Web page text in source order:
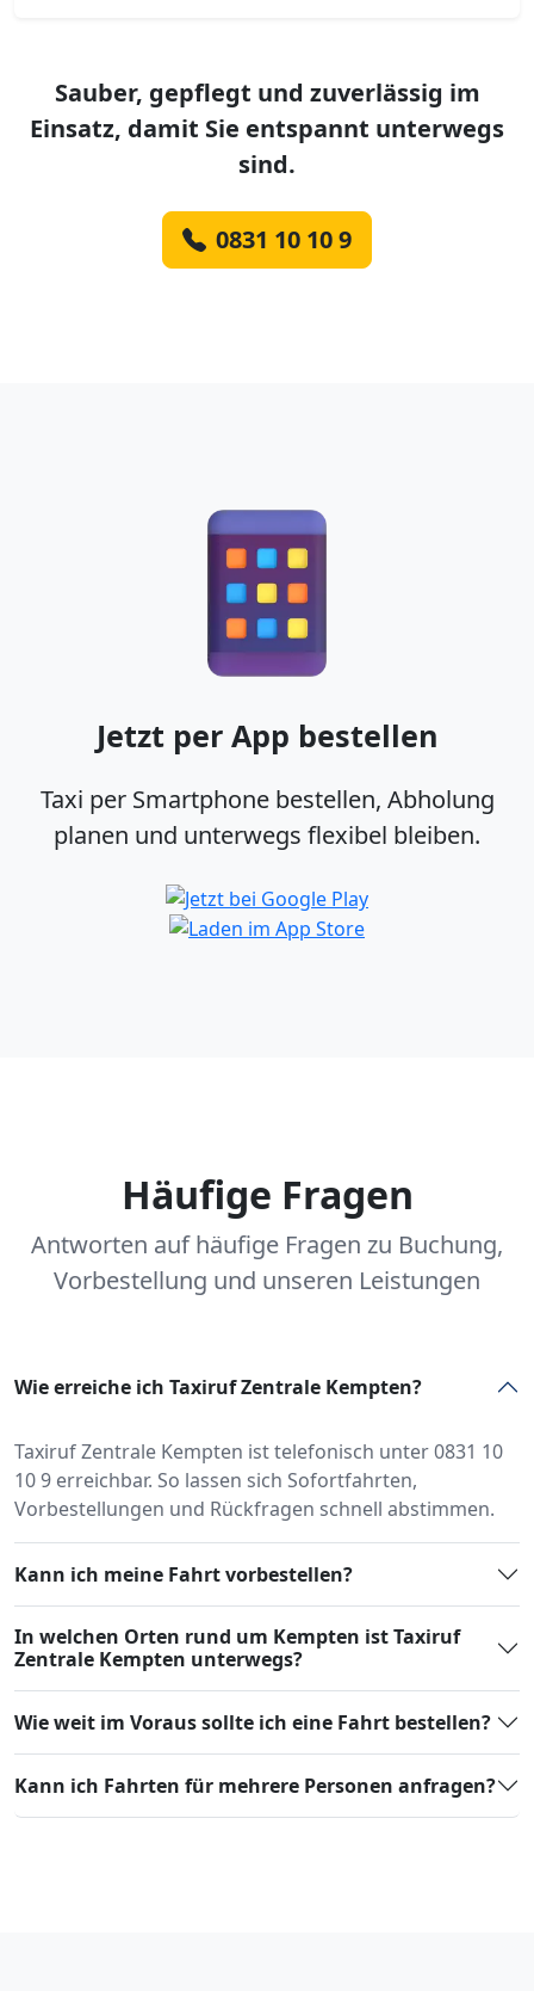
Sauber, gepflegt und zuverlässig im
Einsatz, damit Sie entspannt unterwegs
sind.
0831 10 10 9
Jetzt per App bestellen
Taxi per Smartphone bestellen, Abholung
planen und unterwegs flexibel bleiben.
Häufige Fragen
Antworten auf häufige Fragen zu Buchung,
Vorbestellung und unseren Leistungen
Wie erreiche ich Taxiruf Zentrale Kempten?
Taxiruf Zentrale Kempten ist telefonisch unter 0831 10
10 9 erreichbar. So lassen sich Sofortfahrten,
Vorbestellungen und Rückfragen schnell abstimmen.
Kann ich meine Fahrt vorbestellen?
In welchen Orten rund um Kempten ist Taxiruf
Zentrale Kempten unterwegs?
Wie weit im Voraus sollte ich eine Fahrt bestellen?
Kann ich Fahrten für mehrere Personen anfragen?